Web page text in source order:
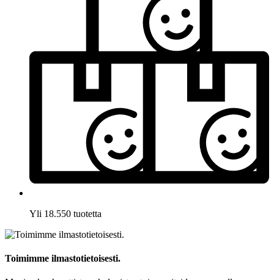
Yli 18.550 tuotetta
Toimimme ilmastotietoisesti.